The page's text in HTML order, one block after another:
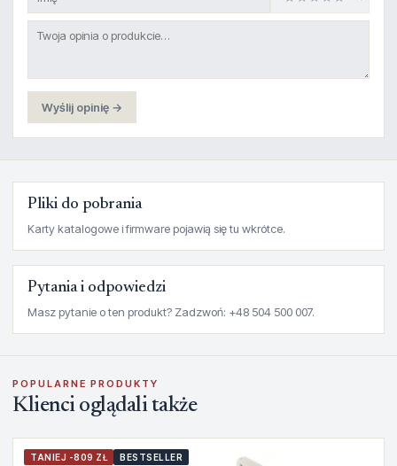
Wyślij opinię →
Pliki do pobrania
Karty katalogowe i firmware pojawią się tu wkrótce.
Pytania i odpowiedzi
Masz pytanie o ten produkt? Zadzwoń: +48 504 500 007.
POPULARNE PRODUKTY
Klienci oglądali także
TANIEJ -809 ZŁ BESTSELLER